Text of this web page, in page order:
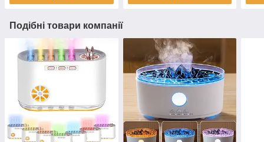
Подібні товари компанії